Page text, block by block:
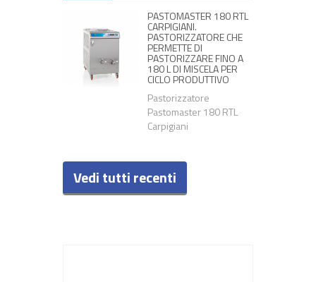
PASTOMASTER 180 RTL
CARPIGIANI.
PASTORIZZATORE CHE
PERMETTE DI
PASTORIZZARE FINO A
180 L DI MISCELA PER
CICLO PRODUTTIVO
Pastorizzatore
Pastomaster 180 RTL
Carpigiani
Vedi tutti recenti